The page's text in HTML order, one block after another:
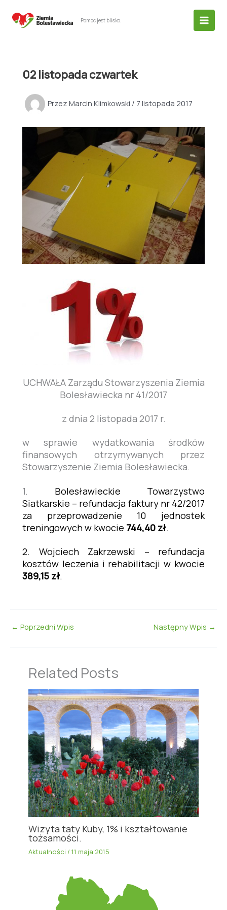
Pomoc jest blisko.
02 listopada czwartek
Przez Marcin Klimkowski / 7 listopada 2017
UCHWAŁA Zarządu Stowarzyszenia Ziemia
Bolesławiecka nr 41/2017
z dnia 2 listopada 2017 r.
w sprawie wydatkowania środków
finansowych otrzymywanych przez
Stowarzyszenie Ziemia Bolesławiecka.
1. Bolesławieckie Towarzystwo
Siatkarskie – refundacja faktury nr 42/2017
za przeprowadzenie 10 jednostek
treningowych w kwocie 744,40 zł.
2. Wojciech Zakrzewski – refundacja
kosztów leczenia i rehabilitacji w kwocie
389,15 zł.
← Poprzedni Wpis Następny Wpis →
Related Posts
Wizyta taty Kuby, 1% i kształtowanie
tożsamości.
Aktualności /11 maja 2015